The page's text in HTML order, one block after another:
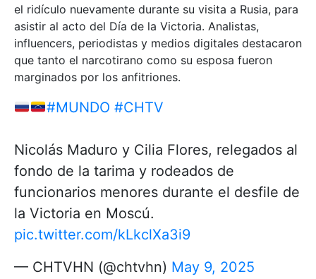
el ridículo nuevamente durante su visita a Rusia, para
asistir al acto del Día de la Victoria. Analistas,
influencers, periodistas y medios digitales destacaron
que tanto el narcotirano como su esposa fueron
marginados por los anfitriones.
#MUNDO #CHTV
Nicolás Maduro y Cilia Flores, relegados al
fondo de la tarima y rodeados de
funcionarios menores durante el desfile de
la Victoria en Moscú.
pic.twitter.com/kLkclXa3i9
— CHTVHN (@chtvhn) May 9, 2025